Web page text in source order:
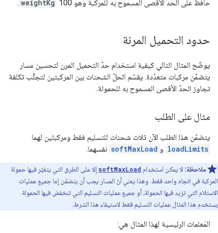
حافظ على الحد الأقصى المسموح به للمركبة وهو 100 weightKg
.
حدود التحميل المرنة
يوضّح المثال التالي كيفية استخدام حدّ التحميل المرن لتحسين مسار
يتضمّن مركبات متعدّدة. يقسّم الحلّ الشحنات بين المركبتين لتجنُّب تكلفة
تجاوز الحدّ الأقصى المسموح به للحمولة.
مثال على الطلب
يتضمّن هذا الطلب الآن ثلاث شحنات للتسليم فقط ومركبتَين لهما
loadLimits و softMaxLoad نفسهما.
ملاحظة: لا يمكن استخدام softMaxLoad إلا على الطرق التي يتغيّر فيها حمولة
المركبة في اتجاه واحد فقط. وهذا يعني أنّ المسار يجب أن يتضمّن إما جميع عمليات
الاستلام التي تزيد فيها الحمولة، أو جميع عمليات التسليم التي تنخفض فيها الحمولة.
يستخدم هذا المثال عمليات التسليم فقط لاستيفاء هذا الشرط.
المَعلمات الرئيسية لهذا المثال هي: